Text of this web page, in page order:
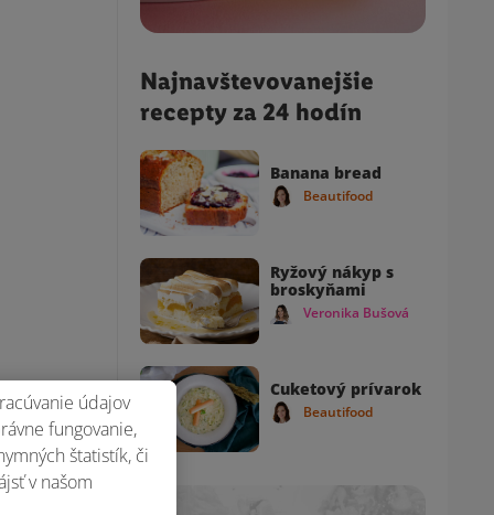
Najnavštevovanejšie
recepty za 24 hodín
Banana bread
Beautifood
Ryžový nákyp s
broskyňami
Veronika Bušová
Cuketový prívarok
Beautifood
údajov
fungovanie,
štatistík, či
v našom